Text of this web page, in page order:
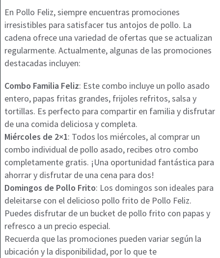
En Pollo Feliz, siempre encuentras promociones
irresistibles para satisfacer tus antojos de pollo. La
cadena ofrece una variedad de ofertas que se actualizan
regularmente. Actualmente, algunas de las promociones
destacadas incluyen:
Combo Familia Feliz: Este combo incluye un pollo asado
entero, papas fritas grandes, frijoles refritos, salsa y
tortillas. Es perfecto para compartir en familia y disfrutar
de una comida deliciosa y completa.
Miércoles de 2×1: Todos los miércoles, al comprar un
combo individual de pollo asado, recibes otro combo
completamente gratis. ¡Una oportunidad fantástica para
ahorrar y disfrutar de una cena para dos!
Domingos de Pollo Frito: Los domingos son ideales para
deleitarse con el delicioso pollo frito de Pollo Feliz.
Puedes disfrutar de un bucket de pollo frito con papas y
refresco a un precio especial.
Recuerda que las promociones pueden variar según la
ubicación y la disponibilidad, por lo que te